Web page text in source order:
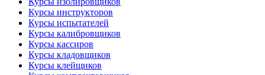
Курсы инструкторов
Курсы испытателей
Курсы калибровщиков
Курсы кассиров
Курсы кладовщиков
Курсы клейщиков